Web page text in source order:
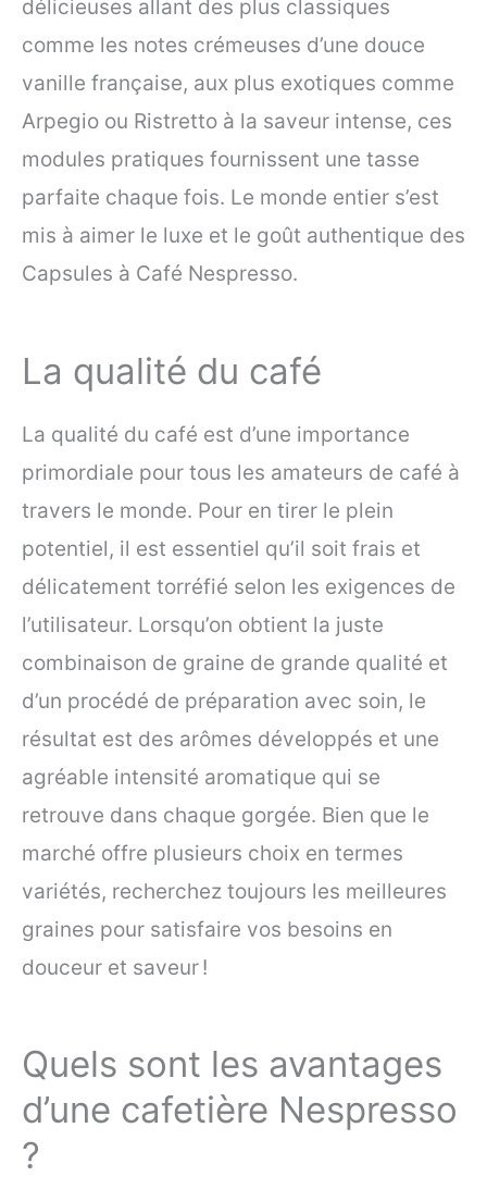
délicieuses allant des plus classiques
comme les notes crémeuses d’une douce
vanille française, aux plus exotiques comme
Arpegio ou Ristretto à la saveur intense, ces
modules pratiques fournissent une tasse
parfaite chaque fois. Le monde entier s’est
mis à aimer le luxe et le goût authentique des
Capsules à Café Nespresso.
La qualité du café
La qualité du café est d’une importance
primordiale pour tous les amateurs de café à
travers le monde. Pour en tirer le plein
potentiel, il est essentiel qu’il soit frais et
délicatement torréfié selon les exigences de
l’utilisateur. Lorsqu’on obtient la juste
combinaison de graine de grande qualité et
d’un procédé de préparation avec soin, le
résultat est des arômes développés et une
agréable intensité aromatique qui se
retrouve dans chaque gorgée. Bien que le
marché offre plusieurs choix en termes
variétés, recherchez toujours les meilleures
graines pour satisfaire vos besoins en
douceur et saveur !
Quels sont les avantages
d’une cafetière Nespresso
?